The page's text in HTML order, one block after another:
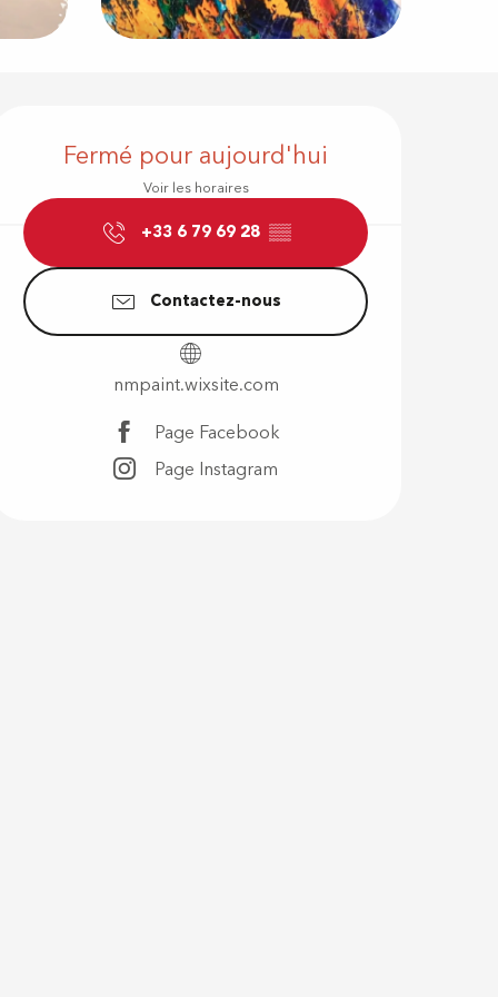
Fermé pour aujourd'hui
Voir les horaires
+33 6 79 69 28 ▒▒
Contactez-nous
nmpaint.wixsite.com
Page Facebook
Page Instagram